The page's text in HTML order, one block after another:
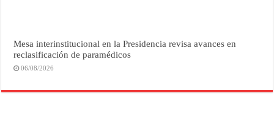
Mesa interinstitucional en la Presidencia revisa avances en
reclasificación de paramédicos
06/08/2026